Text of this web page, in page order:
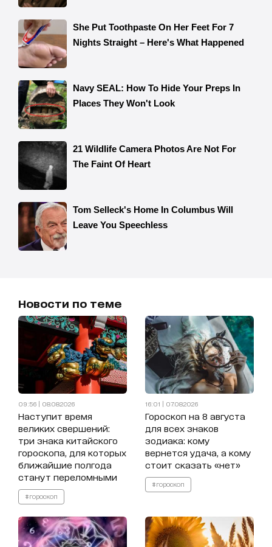
Новости по теме
09:56 | 08.08.2026
Наступит время
великих свершений:
три знака китайского
гороскопа, для которых
ближайшие полгода
станут переломными
#гороскоп
16:01 | 07.08.2026
Гороскоп на 8 августа
для всех знаков
зодиака: кому
вернется удача, а кому
стоит сказать «нет»
#гороскоп